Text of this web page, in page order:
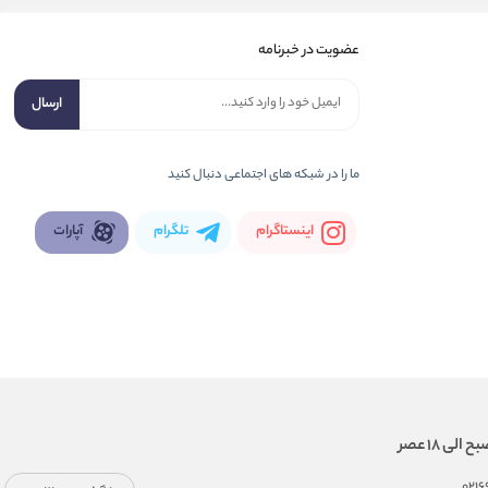
عضویت در خبرنامه
ارسال
ما را در شبكه های اجتماعی دنبال کنید
اینستاگرام تلگرام آپارات